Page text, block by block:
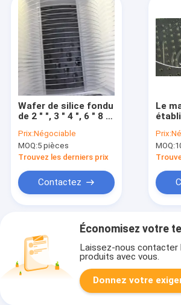
Wafer de silice fondu
de 2 " ", 3 " 4 ", 6 " 8 "
semi-conducteurs de
haute précision
Prix:Négociable
MOQ:5 pièces
Trouvez les derniers prix
Contactez
Le
Prix:
MOQ:
Économisez votre
Laissez-nous contacter
produits avec vous.
Donnez votre